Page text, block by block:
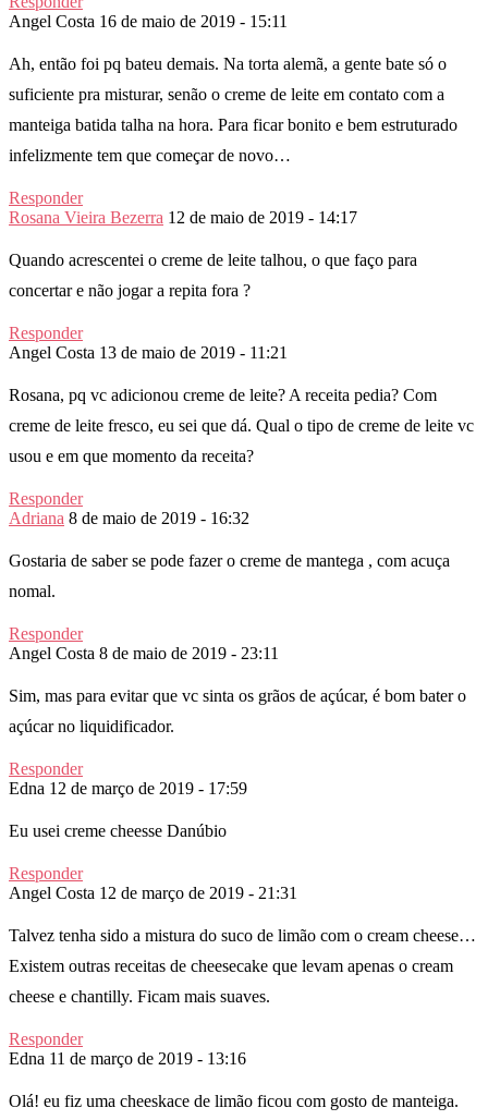
Angel Costa 16 de maio de 2019 - 15:11
Ah, então foi pq bateu demais. Na torta alemã, a gente bate só o
suficiente pra misturar, senão o creme de leite em contato com a
manteiga batida talha na hora. Para ficar bonito e bem estruturado
infelizmente tem que começar de novo…
Responder
Rosana Vieira Bezerra 12 de maio de 2019 - 14:17
Quando acrescentei o creme de leite talhou, o que faço para
concertar e não jogar a repita fora ?
Responder
Angel Costa 13 de maio de 2019 - 11:21
Rosana, pq vc adicionou creme de leite? A receita pedia? Com
creme de leite fresco, eu sei que dá. Qual o tipo de creme de leite vc
usou e em que momento da receita?
Responder
Adriana 8 de maio de 2019 - 16:32
Gostaria de saber se pode fazer o creme de mantega , com acuça
nomal.
Responder
Angel Costa 8 de maio de 2019 - 23:11
Sim, mas para evitar que vc sinta os grãos de açúcar, é bom bater o
açúcar no liquidificador.
Responder
Edna 12 de março de 2019 - 17:59
Eu usei creme cheesse Danúbio
Responder
Angel Costa 12 de março de 2019 - 21:31
Talvez tenha sido a mistura do suco de limão com o cream cheese…
Existem outras receitas de cheesecake que levam apenas o cream
cheese e chantilly. Ficam mais suaves.
Responder
Edna 11 de março de 2019 - 13:16
Olá! eu fiz uma cheeskace de limão ficou com gosto de manteiga.